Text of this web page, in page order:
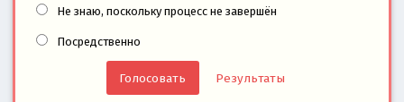
Не знаю, поскольку процесс не завершён
Посредственно
Результаты